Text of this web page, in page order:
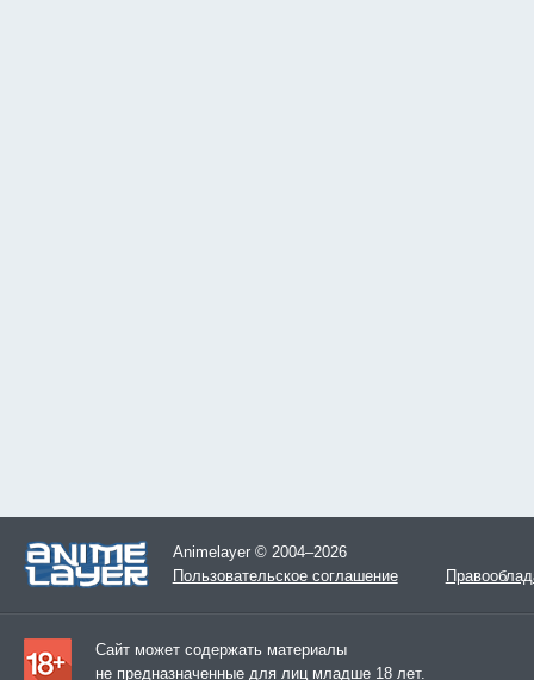
Animelayer © 2004–2026
Пользовательское соглашение
Сайт может содержать материалы
не предназначенные для лиц младше 18 лет.